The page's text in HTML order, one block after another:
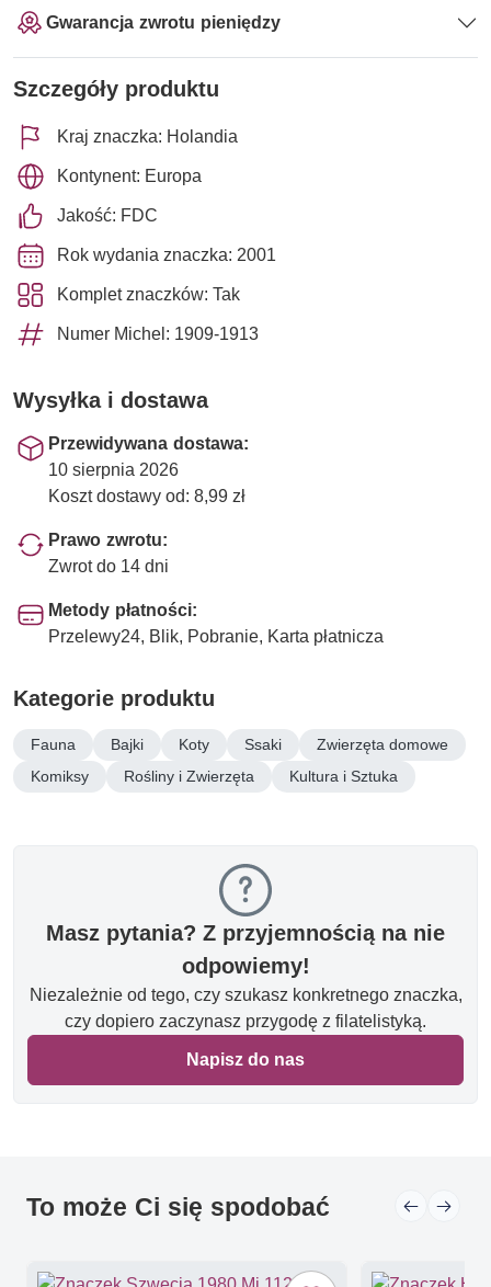
Gwarancja zwrotu pieniędzy
Szczegóły produktu
Kraj znaczka: Holandia
Kontynent: Europa
Jakość: FDC
Rok wydania znaczka: 2001
Komplet znaczków: Tak
Numer Michel: 1909-1913
Wysyłka i dostawa
Przewidywana dostawa:
10 sierpnia 2026
Koszt dostawy od: 8,99 zł
Prawo zwrotu:
Zwrot do 14 dni
Metody płatności:
Przelewy24, Blik, Pobranie, Karta płatnicza
Kategorie produktu
Fauna Bajki Koty Ssaki
Zwierzęta domowe
Komiksy
Rośliny i Zwierzęta Kultura i Sztuka
Masz pytania? Z przyjemnością na nie
odpowiemy!
Niezależnie od tego, czy szukasz konkretnego znaczka,
czy dopiero zaczynasz przygodę z filatelistyką.
Napisz do nas
To może Ci się spodobać